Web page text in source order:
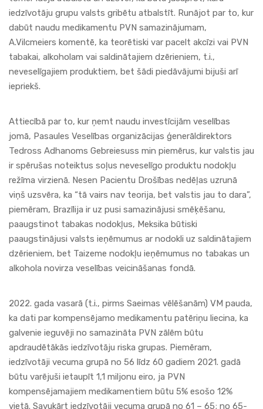
iedzīvotāju grupu valsts gribētu atbalstīt. Runājot par to, kur
dabūt naudu medikamentu PVN samazinājumam,
A.Vilcmeiers komentē, ka teorētiski var pacelt akcīzi vai PVN
tabakai, alkoholam vai saldinātajiem dzērieniem, t.i.,
neveselīgajiem produktiem, bet šādi piedāvājumi bijuši arī
iepriekš.
Attiecībā par to, kur ņemt naudu investīcijām veselības
jomā, Pasaules Veselības organizācijas ģenerāldirektors
Tedross Adhanoms Gebreiesuss min piemērus, kur valstis jau
ir spērušas noteiktus soļus neveselīgo produktu nodokļu
režīma virzienā. Nesen Pacientu Drošības nedēļas uzrunā
viņš uzsvēra, ka “tā vairs nav teorija, bet valstis jau to dara”,
piemēram, Brazīlija ir uz pusi samazinājusi smēķēšanu,
paaugstinot tabakas nodokļus, Meksika būtiski
paaugstinājusi valsts ieņēmumus ar nodokli uz saldinātajiem
dzērieniem, bet Taizeme nodokļu ieņēmumus no tabakas un
alkohola novirza veselības veicināšanas fondā.
2022. gada vasarā (t.i., pirms Saeimas vēlēšanām) VM pauda,
ka dati par kompensējamo medikamentu patēriņu liecina, ka
galvenie ieguvēji no samazināta PVN zālēm būtu
apdraudētākās iedzīvotāju riska grupas. Piemēram,
iedzīvotāji vecuma grupā no 56 līdz 60 gadiem 2021. gadā
būtu varējuši ietaupīt 1,1 miljonu eiro, ja PVN
kompensējamajiem medikamentiem būtu 5% esošo 12%
vietā. Savukārt iedzīvotāji vecuma grupā no 61 – 65; no 65-